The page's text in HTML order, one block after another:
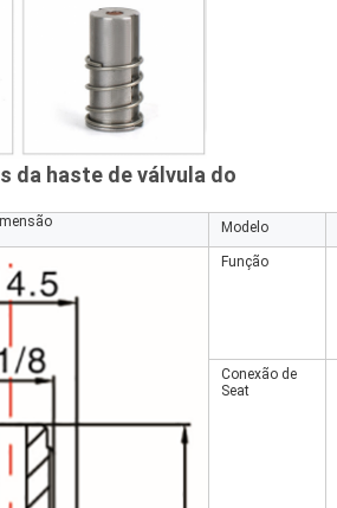
da haste de válvula do
Modelo
Função
Conexão de
Seat